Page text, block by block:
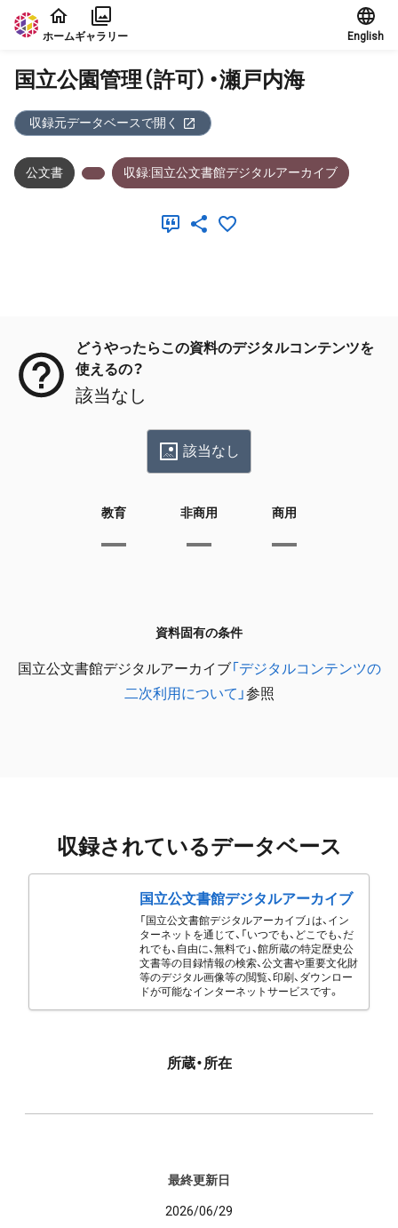
本文に飛ぶ
ホームギャラリー English
国立公園管理（許可）・瀬戸内海
収録元データベースで開く
公文書 収録:国立公文書館デジタルアーカイブ
どうやったらこの資料のデジタルコンテンツを
使えるの？
該当なし
該当なし
教育 非商用 商用
資料固有の条件
国立公文書館デジタルアーカイブ「デジタルコンテンツの
二次利用について」参照
収録されているデータベース
国立公文書館デジタルアーカイブ
「国立公文書館デジタルアーカイブ」は、イン
ターネットを通じて、「いつでも、どこでも、だ
れでも、自由に、無料で」、館所蔵の特定歴史公
文書等の目録情報の検索、公文書や重要文化財
等のデジタル画像等の閲覧、印刷、ダウンロー
ドが可能なインターネットサービスです。
所蔵・所在
最終更新日
2026/06/29